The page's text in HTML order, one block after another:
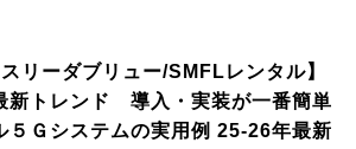
リーダブリュー/SMFLレンタル】
新トレンド 導入・実装が一番簡単
５Ｇシステムの実用例 25-26年最新